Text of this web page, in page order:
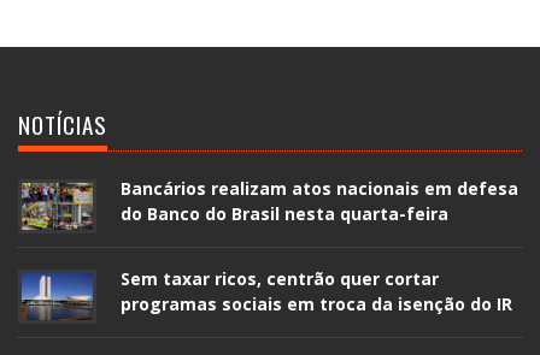
NOTÍCIAS
Bancários realizam atos nacionais em defesa
do Banco do Brasil nesta quarta-feira
Sem taxar ricos, centrão quer cortar
programas sociais em troca da isenção do IR